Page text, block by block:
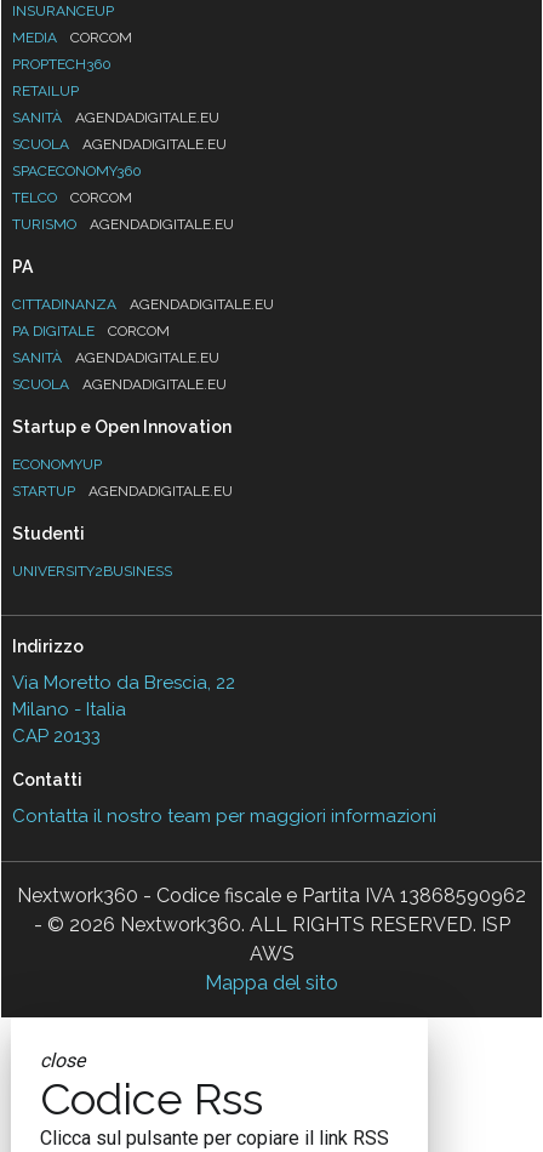
INSURANCEUP
MEDIA
CORCOM
PROPTECH360
RETAILUP
SANITÀ
AGENDADIGITALE.EU
SCUOLA
AGENDADIGITALE.EU
SPACECONOMY360
TELCO
CORCOM
TURISMO
AGENDADIGITALE.EU
PA
CITTADINANZA
AGENDADIGITALE.EU
PA DIGITALE
CORCOM
SANITÀ
AGENDADIGITALE.EU
SCUOLA
AGENDADIGITALE.EU
Startup e Open Innovation
ECONOMYUP
STARTUP
AGENDADIGITALE.EU
Studenti
UNIVERSITY2BUSINESS
Indirizzo
Via Moretto da Brescia, 22
Milano - Italia
CAP 20133
Contatti
Contatta il nostro team per maggiori informazioni
Nextwork360 - Codice fiscale e Partita IVA 13868590962
- © 2026 Nextwork360. ALL RIGHTS RESERVED. ISP
AWS
Mappa del sito
close
Codice Rss
Clicca sul pulsante per copiare il link RSS